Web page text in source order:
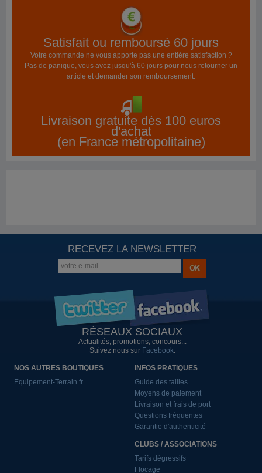
Satisfait ou remboursé 60 jours
Votre commande ne vous apporte pas une entière satisfaction ?
Pas de panique, vous avez jusqu'à 60 jours pour nous retourner un
article et demander son remboursement.
Livraison gratuite dès 100 euros
d'achat
(en France métropolitaine)
RECEVEZ LA NEWSLETTER
RÉSEAUX SOCIAUX
Actualités, promotions, concours...
Suivez nous sur Facebook.
NOS AUTRES BOUTIQUES
Equipement-Terrain.fr
INFOS PRATIQUES
Guide des tailles
Moyens de paiement
Livraison et frais de port
Questions fréquentes
Garantie d'authenticité
CLUBS / ASSOCIATIONS
Tarifs dégressifs
Flocage